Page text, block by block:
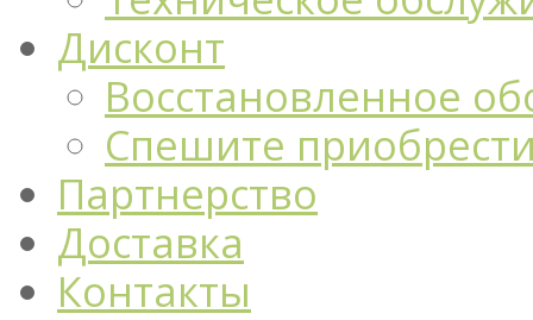
Дисконт
Восстановленное
Спешите
Партнерство
Доставка
Контакты